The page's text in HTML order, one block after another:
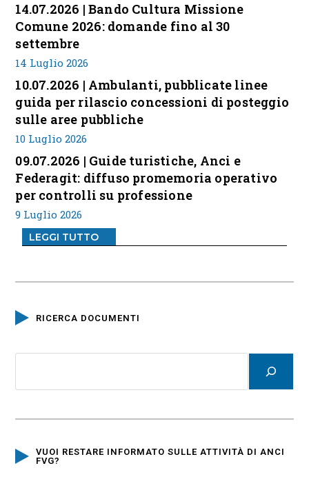
14.07.2026 | Bando Cultura Missione
Comune 2026: domande fino al 30
settembre
14 Luglio 2026
10.07.2026 | Ambulanti, pubblicate linee
guida per rilascio concessioni di posteggio
sulle aree pubbliche
10 Luglio 2026
09.07.2026 | Guide turistiche, Anci e
Federagit: diffuso promemoria operativo
per controlli su professione
9 Luglio 2026
LEGGI TUTTO
RICERCA DOCUMENTI
VUOI RESTARE INFORMATO SULLE ATTIVITÀ DI ANCI
FVG?